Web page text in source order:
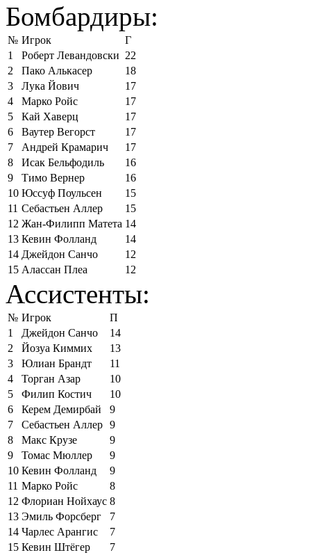
Бомбардиры:
№ Игрок
Г
1
Роберт Левандовски 22
2
Пако Алькасер
18
3
Лука Йович
17
4
Марко Ройс
17
5
Кай Хаверц
17
6
Ваутер Вегорст
17
7
Андрей Крамарич
17
8
Исак Бельфодиль
16
9
Тимо Вернер
16
10 Юссуф Поульсен
15
11 Себастьен Аллер
15
12 Жан-Филипп Матета 14
13 Кевин Фолланд
14
14 Джейдон Санчо
12
15 Алассан Плеа 12
Ассистенты:
№ Игрок
П
1
Джейдон Санчо
14
2
Йозуа Киммих
13
3
Юлиан Брандт
11
4
Торган Азар
10
5
Филип Костич
10
6
Керем Демирбай
9
7
Себастьен Аллер 9
8
Макс Крузе
9
9
Томас Мюллер
9
10 Кевин Фолланд
9
11 Марко Ройс
8
12 Флориан Нойхаус 8
13 Эмиль Форсберг
7
14 Чарлес Арангис
7
15 Кевин Штёгер 7